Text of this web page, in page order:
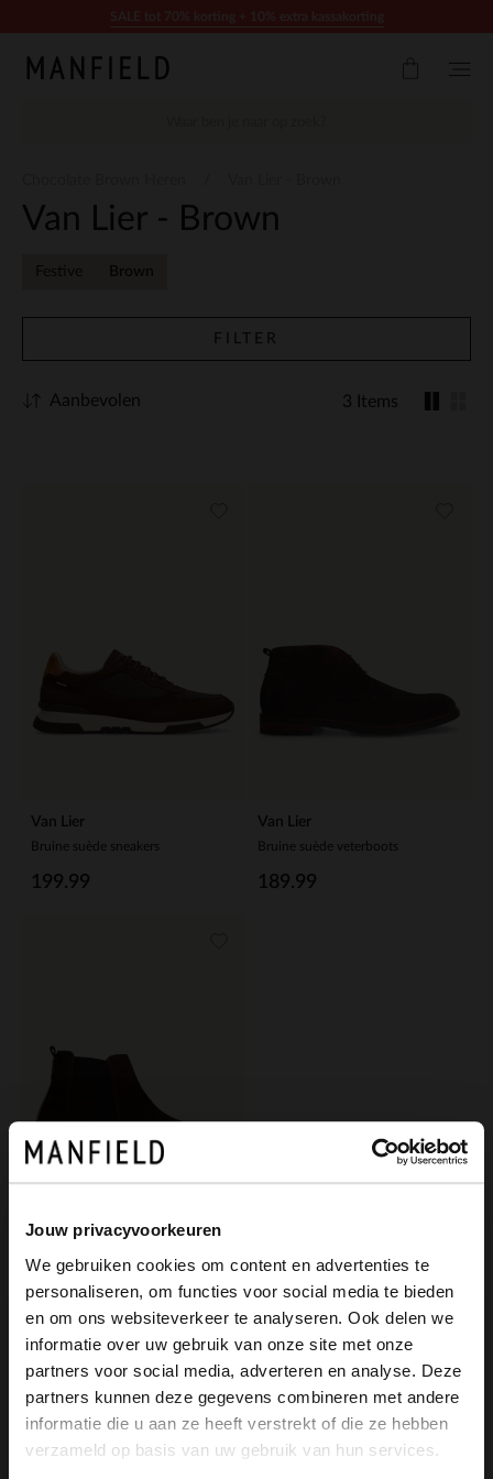
Jouw privacyvoorkeuren
We gebruiken cookies om content en advertenties te
personaliseren, om functies voor social media te bieden
en om ons websiteverkeer te analyseren. Ook delen we
informatie over uw gebruik van onze site met onze
partners voor social media, adverteren en analyse. Deze
partners kunnen deze gegevens combineren met andere
informatie die u aan ze heeft verstrekt of die ze hebben
verzameld op basis van uw gebruik van hun services.
Van Lier - Brown
Festive Brown
FILTER
3 Items
Aanbevolen
Van Lier
Bruine suède sneakers
199.99
Van Lier
Bruine suède veterboots
189.99
Donkerbruine suède chelsea boots
189.99 ×
View this website in English?
It looks like your language isn't Dutch. Would
you like to switch to English?